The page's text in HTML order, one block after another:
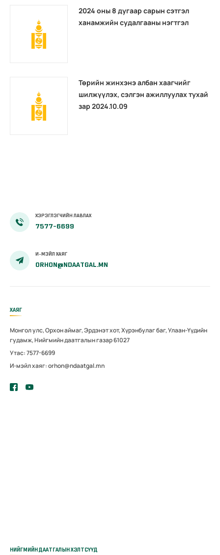
2024 оны 8 дугаар сарын сэтгэл
ханамжийн судалгааны нэгтгэл
Төрийн жинхэнэ албан хаагчийг
шилжүүлэх, сэлгэн ажиллуулах тухай
зар 2024.10.09
ХЭРЭГЛЭГЧИЙН ЛАВЛАХ
7577-6699
И-МЭЙЛ ХАЯГ
ORHON@NDAATGAL.MN
ХАЯГ
Монгол улс, Орхон аймаг, Эрдэнэт хот, Хүрэнбулаг баг, Улаан-Үүдийн
гудамж, Нийгмийн даатгалын газар 61027
Утас: 7577-6699
И-мэйл хаяг: orhon@ndaatgal.mn
НИЙГМИЙН ДААТГАЛЫН ХЭЛТСҮҮД